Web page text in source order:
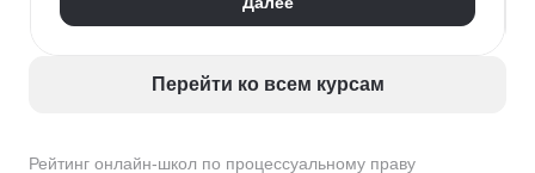
Рейтинг онлайн-школ по процессуальному праву
Перейти ко всем курсам